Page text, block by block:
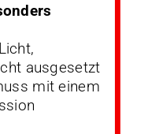
ausgesetzt
mit einem